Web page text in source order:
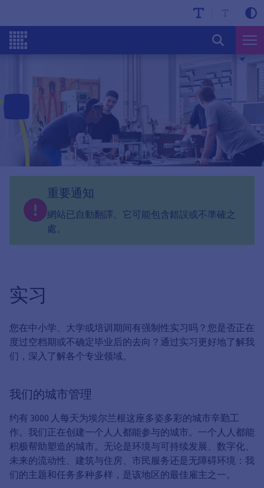
重要通知
網站已自動翻譯。它可能包含錯誤或不準確之
處。
实习
您在中小学、大学或培训期间有强制性实习吗？您是否正在
度过空档期或不确定毕业后的去向？通过实习更好地了解我
们，深入了解各个专业领域。
我们的城市管理
约有 3000 人每天为埃尔兰根这座多姿多彩的城市辛勤工
作。我们正在创建一个人人都能参与的城市。一个人人都能
积极帮助塑造的城市。无论是环境与可持续发展、数字化、
未来的流动性、建筑与住房、市民服务还是无障碍环境：我
们的主题和任务多种多样，是该地区的最佳雇主之一。